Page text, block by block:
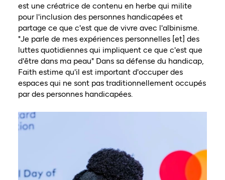
est une créatrice de contenu en herbe qui milite
pour l'inclusion des personnes handicapées et
partage ce que c'est que de vivre avec l'albinisme.
"Je parle de mes expériences personnelles [et] des
luttes quotidiennes qui impliquent ce que c'est que
d'être dans ma peau" Dans sa défense du handicap,
Faith estime qu'il est important d'occuper des
espaces qui ne sont pas traditionnellement occupés
par des personnes handicapées.